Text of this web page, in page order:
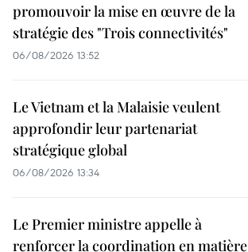
promouvoir la mise en œuvre de la
stratégie des "Trois connectivités"
06/08/2026 13:52
Le Vietnam et la Malaisie veulent
approfondir leur partenariat
stratégique global
06/08/2026 13:34
Le Premier ministre appelle à
renforcer la coordination en matière